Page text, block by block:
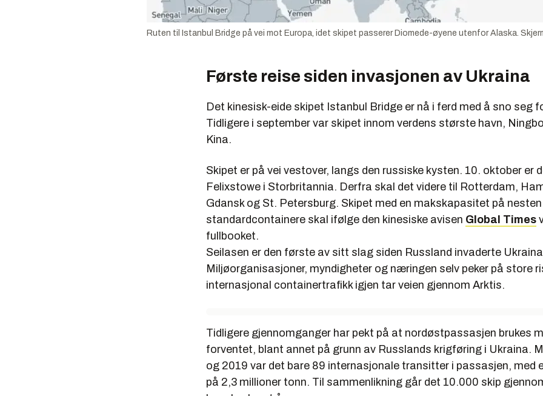
Ruten til Istanbul Bridge på vei mot Europa, idet skipet passerer Diomede-øyene utenfor Alaska.
Første reise siden invasjonen av Ukraina
Det kinesisk-eide skipet Istanbul Bridge er nå i ferd med å sno seg
Tidligere i september var skipet innom verdens største havn,
Kina.
Skipet er på vei vestover, langs den russiske kysten. 10. oktober er
Felixstowe i Storbritannia. Derfra skal det videre til Rotterdam,
Gdansk og St. Petersburg. Skipet med en makskapasitet på
standardcontainere skal ifølge den kinesiske avisen Global Times
fullbooket.
Seilasen er den første av sitt slag siden Russland invaderte
Miljøorganisasjoner, myndigheter og næringen selv peker på store
internasjonal containertrafikk igjen tar veien gjennom Arktis.
Tidligere gjennomganger har pekt på at nordøstpassasjen brukes
forventet, blant annet på grunn av Russlands krigføring i Ukraina.
og 2019 var det bare 89 internasjonale transitter i passasjen, med
på 2,3 millioner tonn. Til sammenlikning går det 10.000 skip